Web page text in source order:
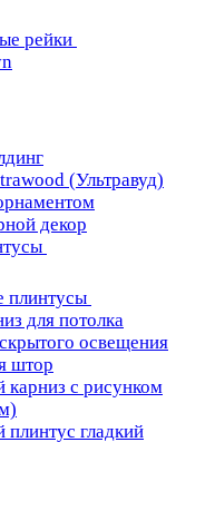
рейки
(Ультравуд)
декор
плинтусы
для потолка
освещения
штор
карниз с рисунком
гладкий